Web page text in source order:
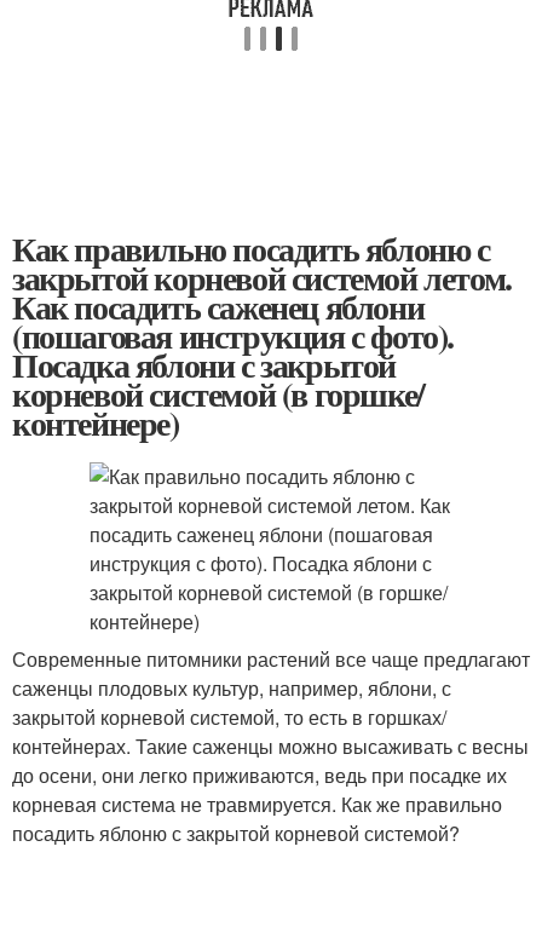
Как правильно посадить яблоню с
закрытой корневой системой летом.
Как посадить саженец яблони
(пошаговая инструкция с фото).
Посадка яблони с закрытой
корневой системой (в горшке/
контейнере)
Современные питомники растений все чаще предлагают
саженцы плодовых культур, например, яблони, с
закрытой корневой системой, то есть в горшках/
контейнерах. Такие саженцы можно высаживать с весны
до осени, они легко приживаются, ведь при посадке их
корневая система не травмируется. Как же правильно
посадить яблоню с закрытой корневой системой?